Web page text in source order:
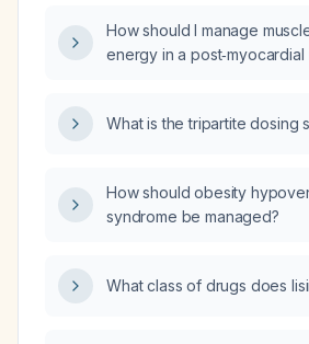
How should I manage
energy in a
What is the tripartite dosing
How should obesity
syndrome be managed?
What class of drugs does